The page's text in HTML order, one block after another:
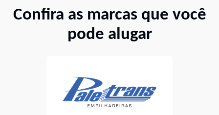
Confira as marcas que você
pode alugar